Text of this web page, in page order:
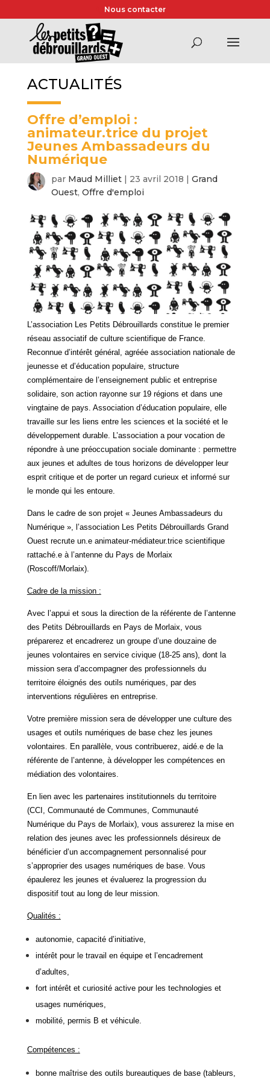
Nous contacter
ACTUALITÉS
Offre d’emploi :
animateur.trice du projet
Jeunes Ambassadeurs du
Numérique
par Maud Milliet| 23 avril 2018 | Grand
Ouest, Offre d'emploi
L’association Les Petits Débrouillards constitue le premier
réseau associatif de culture scientifique de France.
Reconnue d’intérêt général, agréée association nationale de
jeunesse et d’éducation populaire, structure
complémentaire de l’enseignement public et entreprise
solidaire, son action rayonne sur 19 régions et dans une
vingtaine de pays. Association d’éducation populaire, elle
travaille sur les liens entre les sciences et la société et le
développement durable. L’association a pour vocation de
répondre à une préoccupation sociale dominante : permettre
aux jeunes et adultes de tous horizons de développer leur
esprit critique et de porter un regard curieux et informé sur
le monde qui les entoure.
Dans le cadre de son projet « Jeunes Ambassadeurs du
Numérique », l’association Les Petits Débrouillards Grand
Ouest recrute un.e animateur-médiateur.trice scientifique
rattaché.e à l’antenne du Pays de Morlaix
(Roscoff/Morlaix).
Cadre de la mission :
Avec l’appui et sous la direction de la référente de l’antenne
des Petits Débrouillards en Pays de Morlaix, vous
préparerez et encadrerez un groupe d’une douzaine de
jeunes volontaires en service civique (18-25 ans), dont la
mission sera d’accompagner des professionnels du
territoire éloignés des outils numériques, par des
interventions régulières en entreprise.
Votre première mission sera de développer une culture des
usages et outils numériques de base chez les jeunes
volontaires. En parallèle, vous contribuerez, aidé.e de la
référente de l’antenne, à développer les compétences en
médiation des volontaires.
En lien avec les partenaires institutionnels du territoire
(CCI, Communauté de Communes, Communauté
Numérique du Pays de Morlaix), vous assurerez la mise en
relation des jeunes avec les professionnels désireux de
bénéficier d’un accompagnement personnalisé pour
s’approprier des usages numériques de base. Vous
épaulerez les jeunes et évaluerez la progression du
dispositif tout au long de leur mission.
Qualités :
autonomie, capacité d’initiative,
intérêt pour le travail en équipe et l’encadrement
d’adultes,
fort intérêt et curiosité active pour les technologies et
usages numériques,
mobilité, permis B et véhicule.
Compétences :
bonne maîtrise des outils bureautiques de base (tableurs,